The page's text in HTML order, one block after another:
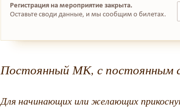
Регистрация на мероприятие закрыта.
Оставьте своди данные, и мы сообщим о билетах.
Постоянный МК, с постоянным
Для начинающих или желающих